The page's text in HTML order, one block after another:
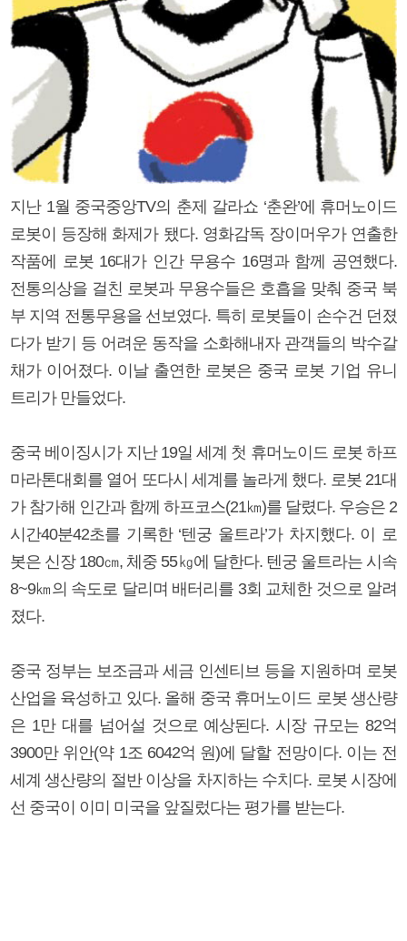
지난 1월 중국중앙TV의 춘제 갈라쇼 ‘춘완’에 휴머노이드
로봇이 등장해 화제가 됐다. 영화감독 장이머우가 연출한
작품에 로봇 16대가 인간 무용수 16명과 함께 공연했다.
전통의상을 걸친 로봇과 무용수들은 호흡을 맞춰 중국 북
부 지역 전통무용을 선보였다. 특히 로봇들이 손수건 던졌
다가 받기 등 어려운 동작을 소화해내자 관객들의 박수갈
채가 이어졌다. 이날 출연한 로봇은 중국 로봇 기업 유니
트리가 만들었다.
중국 베이징시가 지난 19일 세계 첫 휴머노이드 로봇 하프
마라톤대회를 열어 또다시 세계를 놀라게 했다. 로봇 21대
가 참가해 인간과 함께 하프코스(21㎞)를 달렸다. 우승은 2
시간40분42초를 기록한 ‘텐궁 울트라’가 차지했다. 이 로
봇은 신장 180㎝, 체중 55㎏에 달한다. 텐궁 울트라는 시속
8~9㎞의 속도로 달리며 배터리를 3회 교체한 것으로 알려
졌다.
중국 정부는 보조금과 세금 인센티브 등을 지원하며 로봇
산업을 육성하고 있다. 올해 중국 휴머노이드 로봇 생산량
은 1만 대를 넘어설 것으로 예상된다. 시장 규모는 82억
3900만 위안(약 1조 6042억 원)에 달할 전망이다. 이는 전
세계 생산량의 절반 이상을 차지하는 수치다. 로봇 시장에
선 중국이 이미 미국을 앞질렀다는 평가를 받는다.